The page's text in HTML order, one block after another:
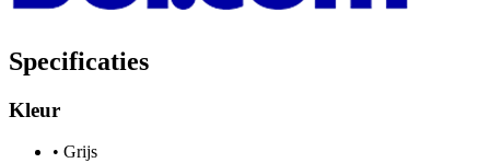
Specificaties
Kleur
• Grijs